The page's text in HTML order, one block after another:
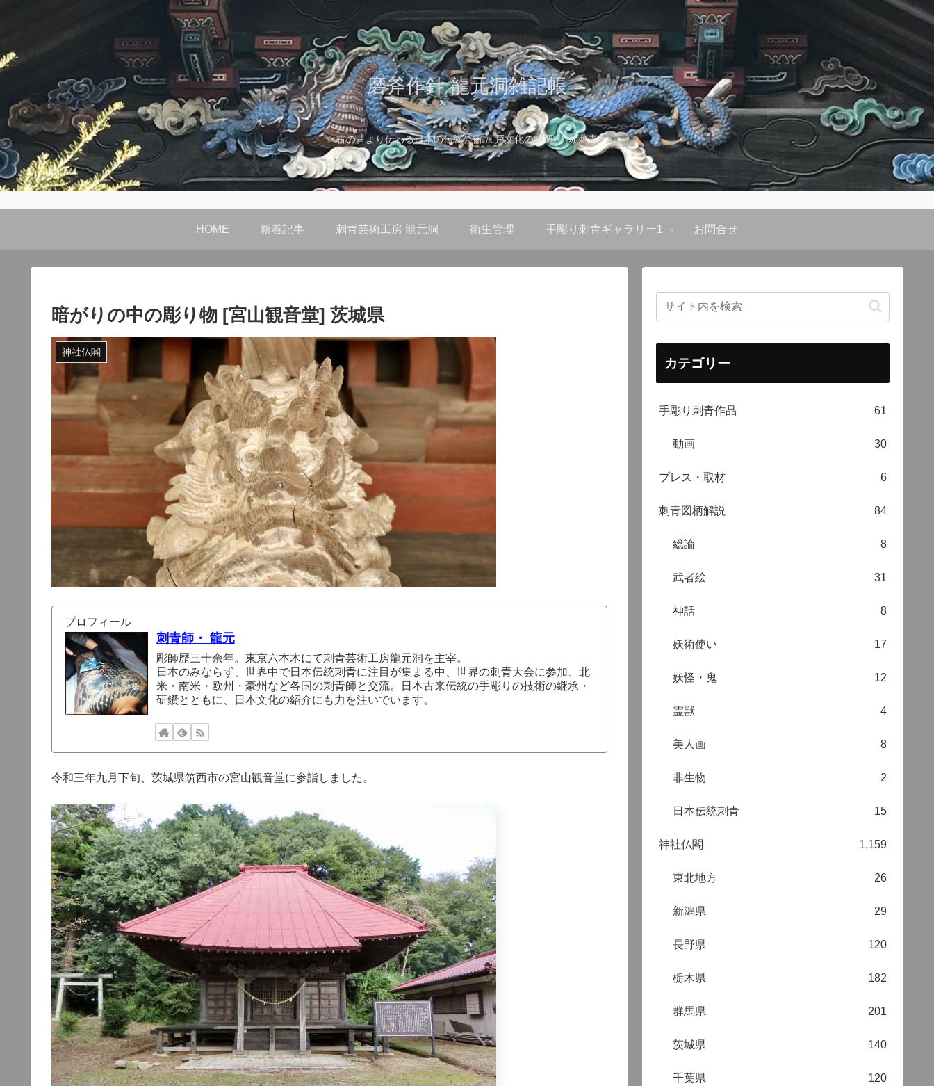
磨斧作針 龍元洞雑記帳
古の昔より伝わる日本の伝統芸術 江戸文化の粋 彫り物 刺青
HOME 新着記事 刺青芸術工房 龍元洞 衛生管理 手彫り刺青ギャラリー1 お問合せ
暗がりの中の彫り物 [宮山観音堂] 茨城県
神社仏閣
プロフィール
刺青師・ 龍元
彫師歴三十余年。東京六本木にて刺青芸術工房龍元洞を主宰。
日本のみならず、世界中で日本伝統刺青に注目が集まる中、世界の刺青大会に参加、北
米・南米・欧州・豪州など各国の刺青師と交流。日本古来伝統の手彫りの技術の継承・
研鑽とともに、日本文化の紹介にも力を注いでいます。
令和三年九月下旬、茨城県筑西市の宮山観音堂に参詣しました。
カテゴリー
手彫り刺青作品 61
動画 30
プレス・取材 6
刺青図柄解説 84
総論 8
武者絵 31
神話 8
妖術使い 17
妖怪・鬼 12
霊獣 4
美人画 8
非生物 2
日本伝統刺青 15
神社仏閣 1,159
東北地方 26
新潟県 29
長野県 120
栃木県 182
群馬県 201
茨城県 140
千葉県 120